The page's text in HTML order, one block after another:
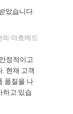
았습니다.
아흐메드
정적이고
현재 고객
품질을 나
하고 있습